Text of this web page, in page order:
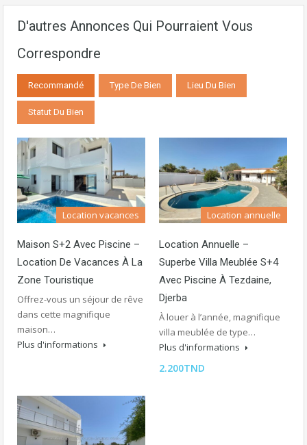
D'autres Annonces Qui Pourraient Vous
Correspondre
Recommandé Type De Bien Lieu Du Bien
Statut Du Bien
Location vacances
Maison S+2 Avec Piscine –
Location De Vacances À La
Zone Touristique
Offrez-vous un séjour de rêve
dans cette magnifique
maison…
Plus d'informations
Location annuelle
Location Annuelle –
Superbe Villa Meublée S+4
Avec Piscine À Tezdaine,
Djerba
À louer à l’année, magnifique
villa meublée de type…
Plus d'informations
2.200TND